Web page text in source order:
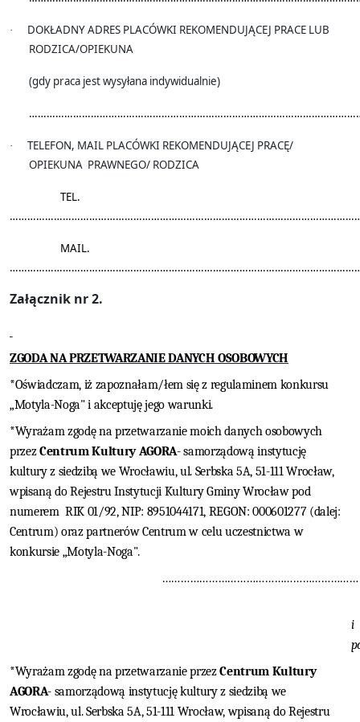
·
DOKŁADNY ADRES PLACÓWKI REKOMENDUJĄCEJ PRACE LUB
RODZICA/OPIEKUNA
(gdy praca jest wysyłana indywidualnie)
·
TELEFON, MAIL PLACÓWKI REKOMENDUJĄCEJ PRACĘ/
OPIEKUNA PRAWNEGO/ RODZICA
TEL.
MAIL.
Załącznik nr 2.
ZGODA NA PRZETWARZANIE DANYCH OSOBOWYCH
*Oświadczam, iż zapoznałam/łem się z regulaminem konkursu
„Motyla-Noga" i akceptuję jego warunki.
*Wyrażam zgodę na przetwarzanie moich danych osobowych
przezCentrum Kultury AGORA- samorządową instytucję
kultury z siedzibą we Wrocławiu, ul. Serbska 5A, 51-111 Wrocław,
wpisaną do Rejestru Instytucji Kultury Gminy Wrocław pod
numerem RIK 01/92, NIP: 8951044171, REGON: 000601277 (dalej:
Centrum) oraz partnerów Centrum w celu uczestnictwa w
konkursie „Motyla-Noga".
i
*Wyrażam zgodę na przetwarzanie przezCentrum Kultury
AGORA- samorządową instytucję kultury z siedzibą we
Wrocławiu, ul. Serbska 5A, 51-111 Wrocław, wpisaną do Rejestru